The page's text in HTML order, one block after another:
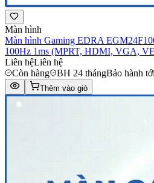
Màn hình
Màn hình Gaming EDRA
100Hz 1ms (MPRT, HDMI, VGA,
Liên hệLiên hệ
Còn hàng
BH 24 thángBảo hành
Thêm vào giỏ